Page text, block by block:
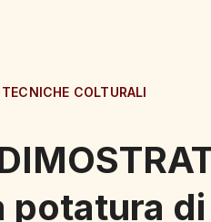
TECNICHE COLTURALI
potatura di